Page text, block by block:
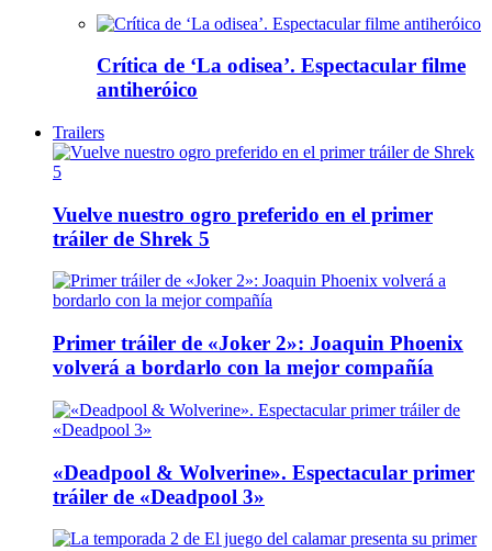
Crítica de ‘La odisea’. Espectacular filme
antiheróico
Trailers
Vuelve nuestro ogro preferido en el primer
tráiler de Shrek 5
Primer tráiler de «Joker 2»: Joaquin Phoenix
volverá a bordarlo con la mejor compañía
«Deadpool & Wolverine». Espectacular primer
tráiler de «Deadpool 3»